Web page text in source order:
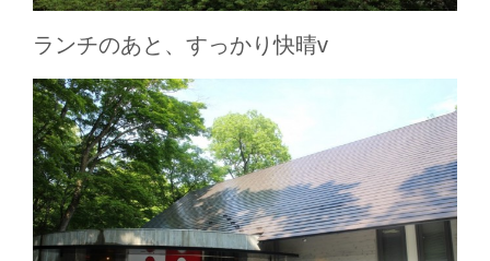
ランチのあと、すっかり快晴v